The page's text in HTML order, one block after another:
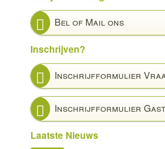
Bel of Mail ons
Inschrijven?
Inschrijfformulier
Inschrijfformulier
Laatste Nieuws